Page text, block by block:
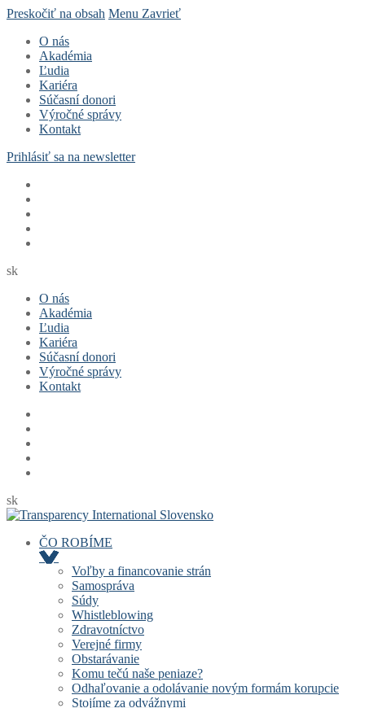
Preskočiť na obsah Menu Zavrieť
O nás
Akadémia
Ľudia
Kariéra
Súčasní donori
Výročné správy
Kontakt
Prihlásiť sa na newsletter
sk
O nás
Akadémia
Ľudia
Kariéra
Súčasní donori
Výročné správy
Kontakt
sk
ČO ROBÍME
Voľby a financovanie strán
Samospráva
Súdy
Whistleblowing
Zdravotníctvo
Verejné firmy
Obstarávanie
Komu tečú naše peniaze?
Odhaľovanie a odolávanie novým formám korupcie
Stojíme za odvážnymi